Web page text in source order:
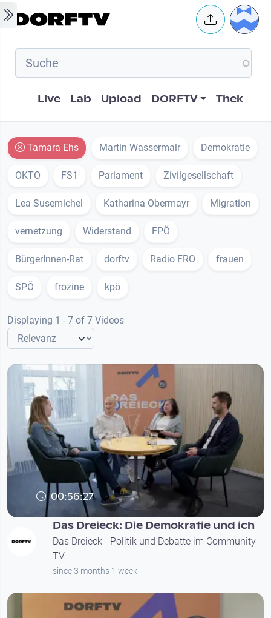
Skip to main content User
Hauptnavigation
Live Lab Upload DORFTV Thek
Tamara Ehs Martin Wassermair Demokratie
OKTO FS1 Parlament Zivilgesellschaft
Lea Susemichel Katharina Obermayr Migration
vernetzung Widerstand FPÖ
BürgerInnen-Rat dorftv Radio FRO frauen
SPÖ frozine kpö
Displaying 1 - 7 of 7 Videos
00:56:27
Das Dreieck: Die Demokratie und ich
Das Dreieck - Politik und Debatte im Community-
TV
since 3 months 1 week